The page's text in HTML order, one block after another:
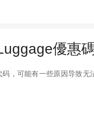
優惠
，可能有一些原因导致无